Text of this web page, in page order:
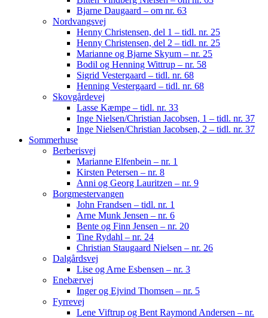
Bjarne Daugaard – om nr. 63
Nordvangsvej
Henny Christensen, del 1 – tidl. nr. 25
Henny Christensen, del 2 – tidl. nr. 25
Marianne og Bjarne Skyum – nr. 25
Bodil og Henning Wittrup – nr. 58
Sigrid Vestergaard – tidl. nr. 68
Henning Vestergaard – tidl. nr. 68
Skovgårdevej
Lasse Kæmpe – tidl. nr. 33
Inge Nielsen/Christian Jacobsen, 1 – tidl. nr. 37
Inge Nielsen/Christian Jacobsen, 2 – tidl. nr. 37
Sommerhuse
Berberisvej
Marianne Elfenbein – nr. 1
Kirsten Petersen – nr. 8
Anni og Georg Lauritzen – nr. 9
Borgmestervangen
John Frandsen – tidl. nr. 1
Arne Munk Jensen – nr. 6
Bente og Finn Jensen – nr. 20
Tine Rydahl – nr. 24
Christian Staugaard Nielsen – nr. 26
Dalgårdsvej
Lise og Arne Esbensen – nr. 3
Enebærvej
Inger og Ejvind Thomsen – nr. 5
Fyrrevej
Lene Viftrup og Bent Raymond Andersen – nr.